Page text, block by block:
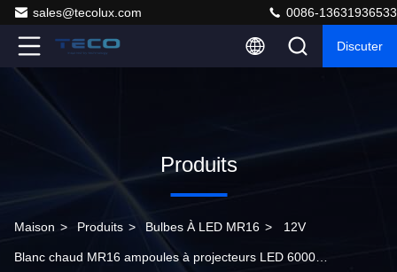
sales@tecolux.com 0086-13631936533
Discuter
Produits
Maison > Produits > Bulbes À LED MR16 > 12V
Blanc chaud MR16 ampoules à projecteurs LED 6000K